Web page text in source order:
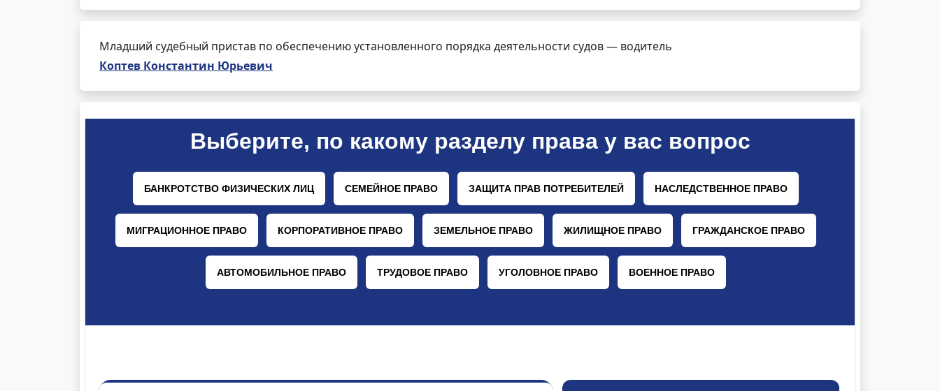
Младший судебный пристав по обеспечению установленного порядка деятельности судов — водитель
Коптев Константин Юрьевич